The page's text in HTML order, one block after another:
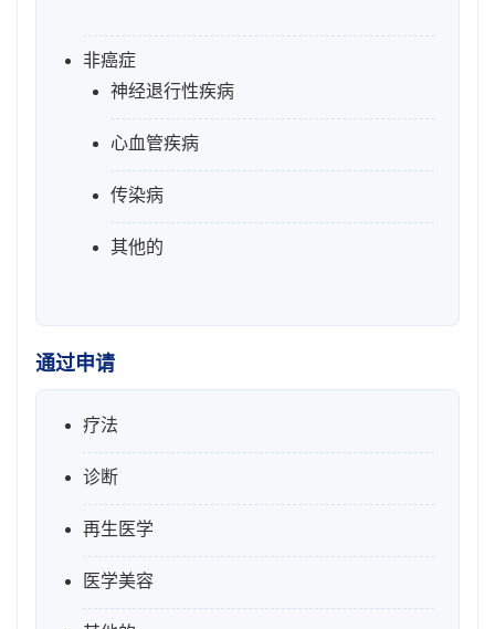
非癌症
神经退行性疾病
心血管疾病
传染病
其他的
通过申请
疗法
诊断
再生医学
医学美容